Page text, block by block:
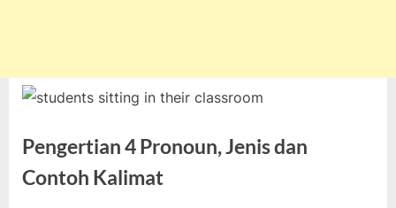
Pengertian 4 Pronoun, Jenis dan
Contoh Kalimat